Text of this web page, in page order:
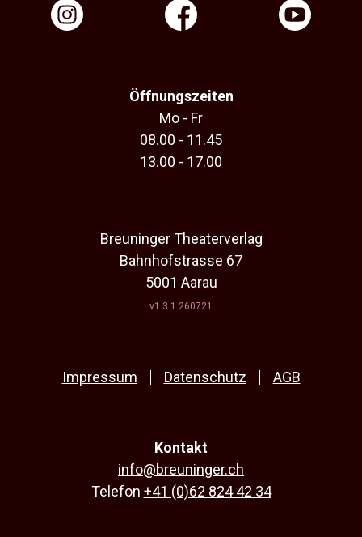
Öffnungszeiten
Mo - Fr
08.00 - 11.45
13.00 - 17.00
Breuninger Theaterverlag
Bahnhofstrasse 67
5001 Aarau
v1.3.1.260721
Impressum Datenschutz AGB
Kontakt
info@breuninger.ch
Telefon +41 (0)62 824 42 34